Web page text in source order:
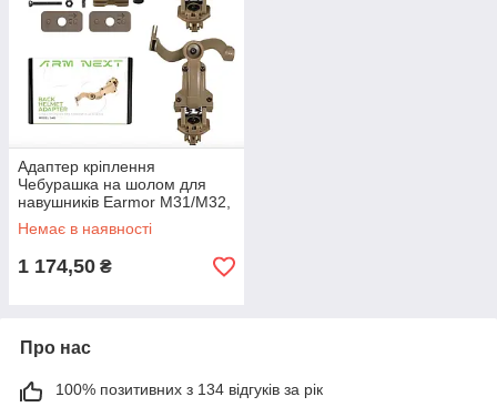
Адаптер кріплення
Чебурашка на шолом для
навушників Earmor M31/M32,
Impact Sport, Walkers (Койот)
Немає в наявності
1 174,50 ₴
Про нас
100% позитивних з 134 відгуків за рік